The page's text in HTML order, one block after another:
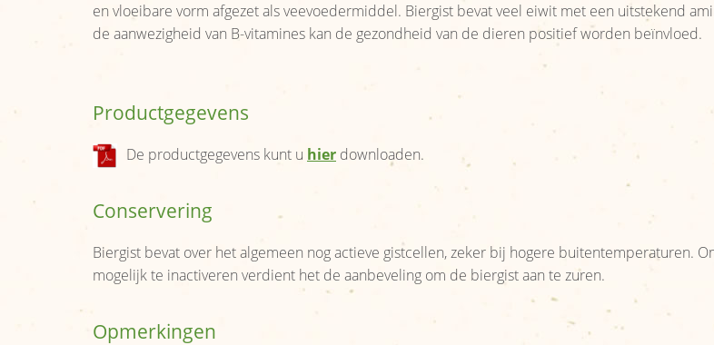
en vloeibare vorm afgezet als veevoedermiddel. Biergist bevat veel eiwit met een uitstekend
de aanwezigheid van B-vitamines kan de gezondheid van de dieren positief worden beïnvloed.
Productgegevens
De productgegevens kunt u hier downloaden.
Conservering
Biergist bevat over het algemeen nog actieve gistcellen, zeker bij hogere buitentemperaturen.
mogelijk te inactiveren verdient het de aanbeveling om de biergist aan te zuren.
Opmerkingen